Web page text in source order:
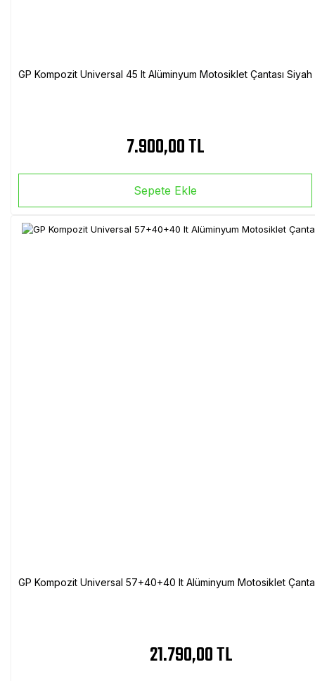
GP Kompozit Universal 45 lt Alüminyum Motosiklet Çantası Siyah
7.900,00 TL
Sepete Ekle
GP Kompozit Universal 57+40+40 lt Alüminyum Motosiklet
21.790,00 TL